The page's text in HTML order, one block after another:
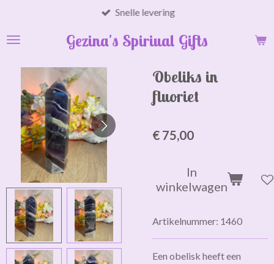
naar
hoofdinhoud
Gezina's Spiriual Gifts
Snelle levering
Obeliks in
fluoriet
€ 75,00
In
winkelwagen
Artikelnummer: 1460
Een obelisk heeft een